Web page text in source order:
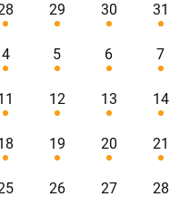
29 30 31
4 5 6 7
12 13 14
19 20 21
26 27 28